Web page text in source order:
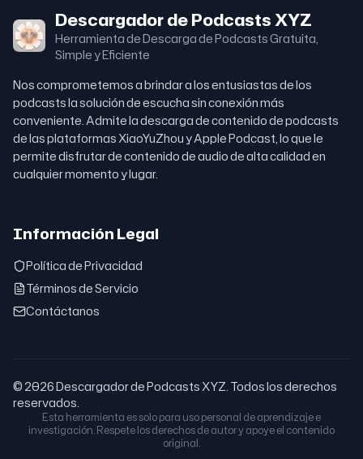
Descargador de Podcasts XYZ
Herramienta de Descarga de Podcasts Gratuita,
Simple y Eficiente
Nos comprometemos a brindar a los entusiastas de los
podcasts la solución de escucha sin conexión más
conveniente. Admite la descarga de contenido de podcasts
de las plataformas XiaoYuZhou y Apple Podcast, lo que le
permite disfrutar de contenido de audio de alta calidad en
cualquier momento y lugar.
Información Legal
Política de Privacidad
Términos de Servicio
Contáctanos
© 2026 Descargador de Podcasts XYZ. Todos los derechos
reservados.
Esta herramienta es solo para uso personal de aprendizaje e
investigación. Respete los derechos de autor y apoye el contenido
original.